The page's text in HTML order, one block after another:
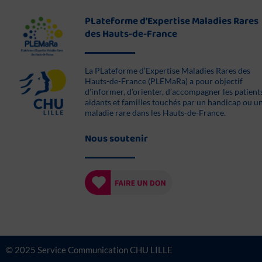
PLateforme d’Expertise Maladies Rares
des Hauts-de-France
La PLateforme d’Expertise Maladies Rares des
Hauts-de-France (PLEMaRa) a pour objectif
d’informer, d’orienter, d’accompagner les
aidants et familles touchés par un handicap ou
maladie rare dans les Hauts-de-France.
Nous soutenir
© 2025 Service Communication CHU LILLE